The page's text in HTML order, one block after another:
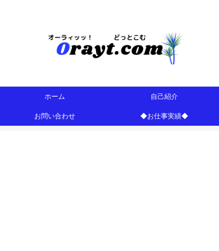
ホーム 自己紹介
お問い合わせ ◆お仕事実績◆